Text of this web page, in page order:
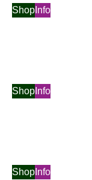
Shop Info
Shop Info
Shop Info